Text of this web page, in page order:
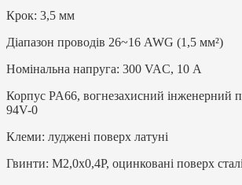
Крок: 3,5 мм
Діапазон проводів 26~16 AWG (1,5 мм²)
Номінальна напруга: 300 VAC, 10 А
Корпус PA66, вогнезахисний інженерний
94V-0
Клеми: луджені поверх латуні
Гвинти: M2,0x0,4P, оцинковані поверх сталі